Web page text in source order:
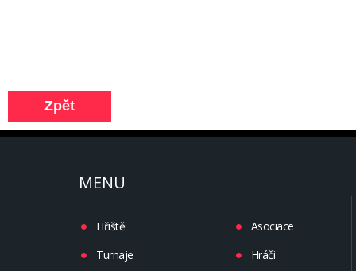
MENU
Hřiště
Turnaje
Asociace
Hráči